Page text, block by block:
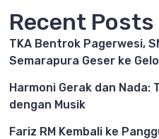
Recent Posts
TKA Bentrok Pagerwesi,
Semarapura Geser ke
Harmoni Gerak dan Nada:
dengan Musik
Fariz RM Kembali ke